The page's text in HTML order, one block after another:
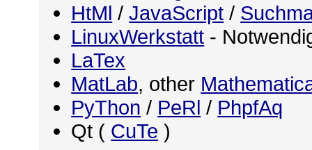
HtMl /JavaScript /
LinuxWerkstatt -
LaTex
MatLab, other
PyThon / PeRl / PhpfAq
Qt ( CuTe )